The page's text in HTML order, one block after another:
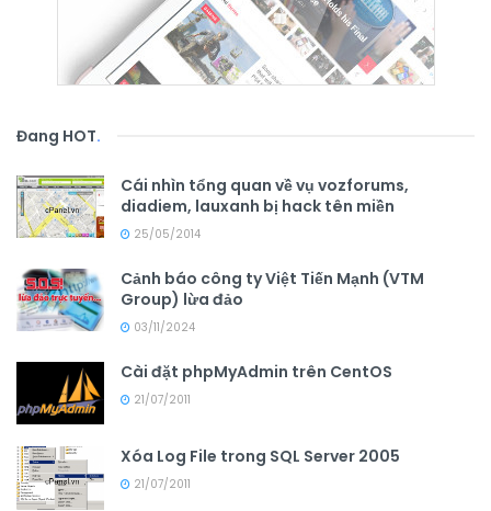
Đang HOT.
Cái nhìn tổng quan về vụ vozforums,
diadiem, lauxanh bị hack tên miền
25/05/2014
Cảnh báo công ty Việt Tiến Mạnh (VTM
Group) lừa đảo
03/11/2024
Cài đặt phpMyAdmin trên CentOS
21/07/2011
Xóa Log File trong SQL Server 2005
21/07/2011